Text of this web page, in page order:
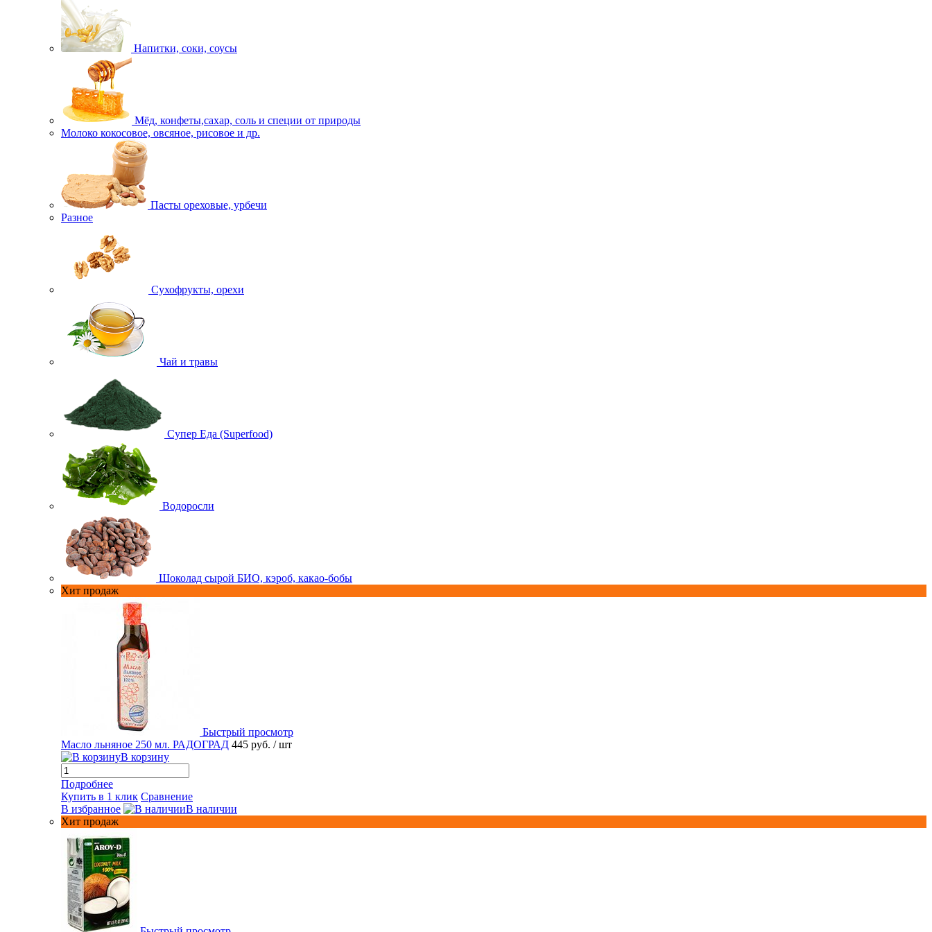
Напитки, соки, соусы
Мёд, конфеты,сахар, соль и специи от природы
Молоко кокосовое, овсяное, рисовое и др.
Пасты ореховые, урбечи
Разное
Сухофрукты, орехи
Чай и травы
Супер Еда (Superfood)
Водоросли
Шоколад сырой БИО, кэроб, какао-бобы
Хит продаж
Быстрый просмотр
Масло льняное 250 мл. РАДОГРАД 445 руб. / шт
В корзину
Подробнее
Купить в 1 клик Сравнение
В избранное
В наличии
Хит продаж